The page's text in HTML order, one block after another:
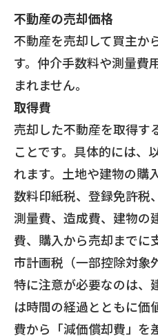
不動産の売却価格
不動産を売却して買主か
す。仲介手数料や測量費
まれません。
取得費
売却した不動産を取得す
ことです。具体的には、
れます。土地や建物の購
数料印紙税、登録免許税
測量費、造成費、建物の
費、購入から売却までに
市計画税（一部控除対象
特に注意が必要なのは、
は時間の経過とともに価
費から「減価償却費」を